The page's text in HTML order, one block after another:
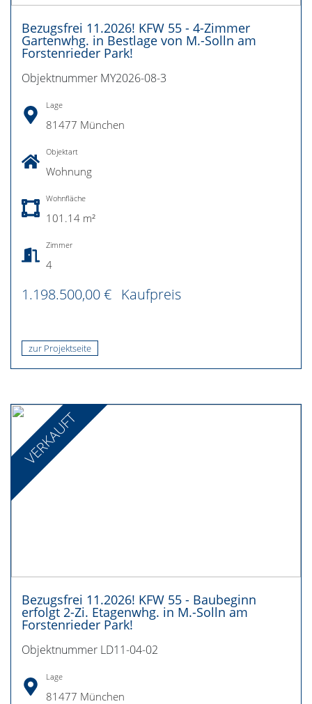
Bezugsfrei 11.2026! KFW 55 - 4-Zimmer
Gartenwhg. in Bestlage von M.-Solln am
Forstenrieder Park!
Objektnummer MY2026-08-3
Lage
81477 München
Objektart
Wohnung
Wohnfläche
101.14 m²
Zimmer
4
1.198.500,00 € Kaufpreis
zur Projektseite
VERKAUFT
Bezugsfrei 11.2026! KFW 55 - Baubeginn
erfolgt 2-Zi. Etagenwhg. in M.-Solln am
Forstenrieder Park!
Objektnummer LD11-04-02
Lage
81477 München